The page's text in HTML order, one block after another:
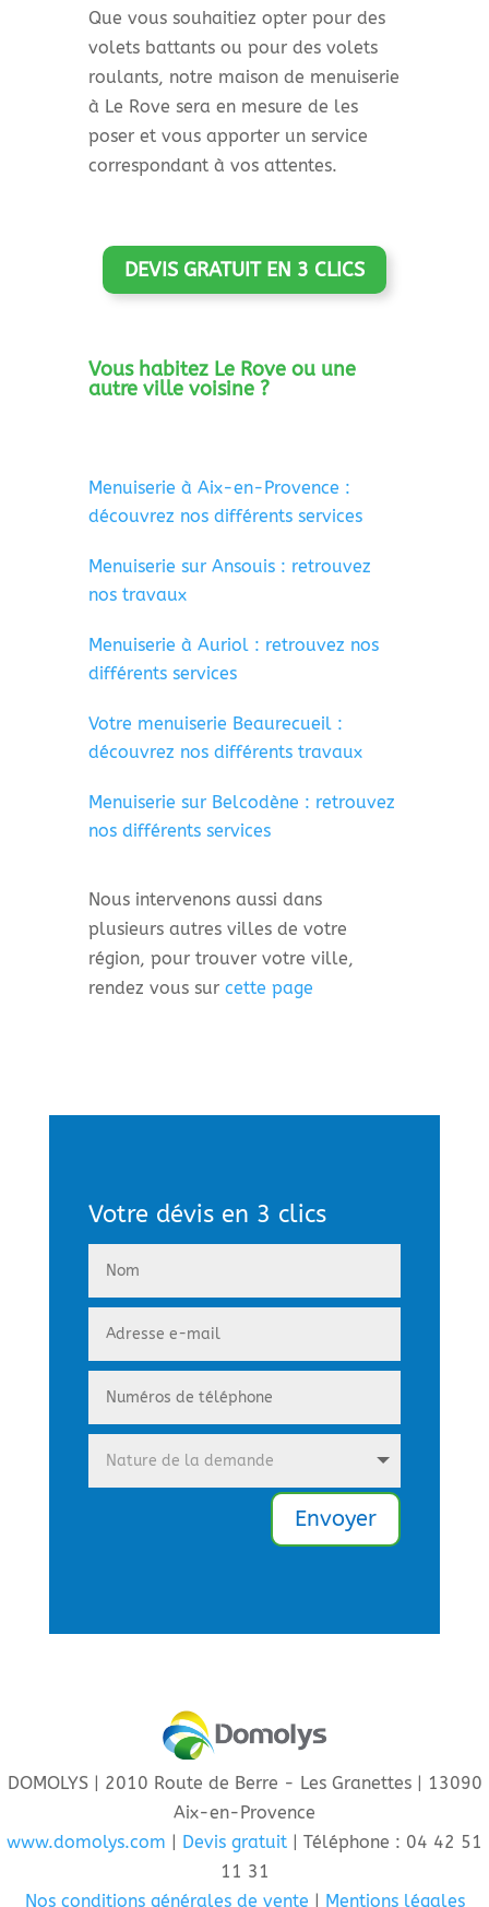
Que vous souhaitiez opter pour des
volets battants ou pour des volets
roulants, notre maison de menuiserie
à Le Rove sera en mesure de les
poser et vous apporter un service
correspondant à vos attentes.
DEVIS GRATUIT EN 3 CLICS
Vous habitez Le Rove ou une
autre ville voisine ?
Menuiserie à Aix-en-Provence :
découvrez nos différents services
Menuiserie sur Ansouis : retrouvez
nos travaux
Menuiserie à Auriol : retrouvez nos
différents services
Votre menuiserie Beaurecueil :
découvrez nos différents travaux
Menuiserie sur Belcodène : retrouvez
nos différents services
Nous intervenons aussi dans
plusieurs autres villes de votre
région, pour trouver votre ville,
rendez vous sur cette page
Votre dévis en 3 clics
Envoyer
DOMOLYS | 2010 Route de Berre - Les Granettes | 13090
Aix-en-Provence
www.domolys.com | Devis gratuit | Téléphone : 04 42 51
11 31
Nos conditions générales de vente | Mentions légales